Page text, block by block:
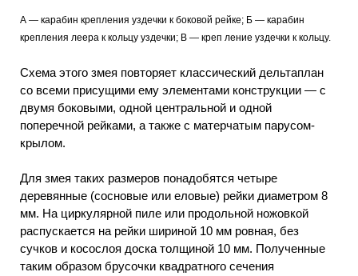
А — карабин крепления уздечки к боковой рейке; Б — карабин
крепления леера к кольцу уздечки; В — креп ление уздечки к кольцу.
Схема этого змея повторяет классический дельтаплан
со всеми присущими ему элементами конструкции — с
двумя боковыми, одной центральной и одной
поперечной рейками, а также с матерчатым парусом-
крылом.
Для змея таких размеров понадобятся четыре
деревянные (сосновые или еловые) рейки диаметром 8
мм. На циркулярной пиле или продольной ножовкой
распускается на рейки шириной 10 мм ровная, без
сучков и косослоя доска толщиной 10 мм. Полученные
таким образом брусочки квадратного сечения